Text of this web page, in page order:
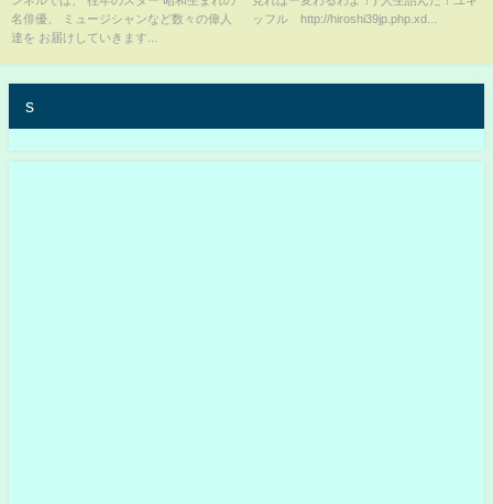
の生涯を幕を下ろした真相、前
兆の詳細があきらかに…【芸
名俳優、 ミュージシャンなど数々の偉人
達を お届けしていきます...
ッフル http://hiroshi39jp.php.xd...
s